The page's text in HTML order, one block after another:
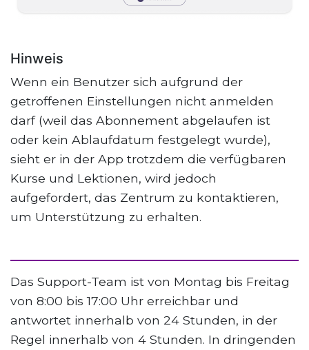
Hinweis
Wenn ein Benutzer sich aufgrund der
getroffenen Einstellungen nicht anmelden
darf (weil das Abonnement abgelaufen ist
oder kein Ablaufdatum festgelegt wurde),
sieht er in der App trotzdem die verfügbaren
Kurse und Lektionen, wird jedoch
aufgefordert, das Zentrum zu kontaktieren,
um Unterstützung zu erhalten.
Das Support-Team ist von Montag bis Freitag
von 8:00 bis 17:00 Uhr erreichbar und
antwortet innerhalb von 24 Stunden, in der
Regel innerhalb von 4 Stunden. In dringenden